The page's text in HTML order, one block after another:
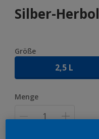
Silber-Herbol
Größe
2,5 L
Menge